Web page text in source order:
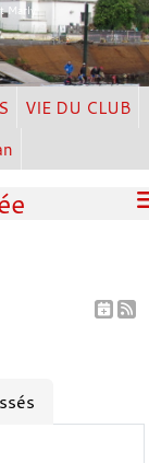
Marly
VIE DU CLUB